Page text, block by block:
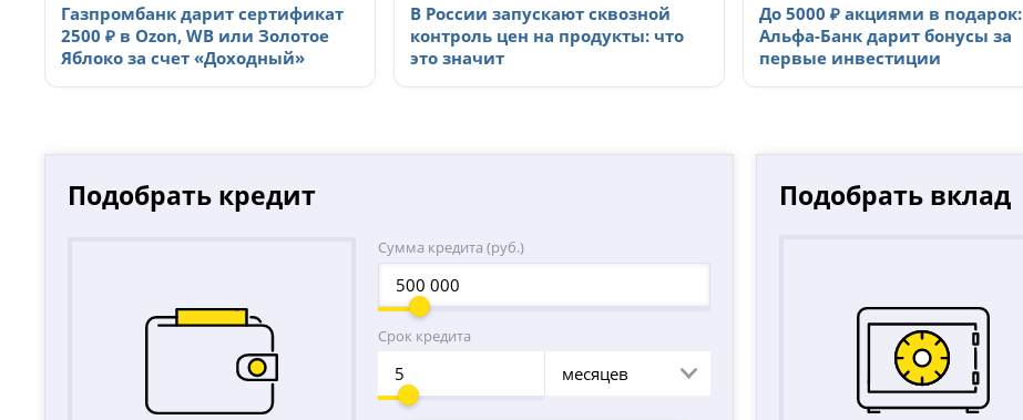
Газпромбанк дарит сертификат
2500 ₽ в Ozon, WB или Золотое
Яблоко за счет «Доходный»
В России запускают сквозной
контроль цен на продукты: что
это значит
До 5000 ₽ акциями в подарок:
Альфа-Банк дарит бонусы за
первые инвестиции
Подобрать кредит
Сумма кредита (руб.)
Срок кредита
месяцев
Подобрать вклад